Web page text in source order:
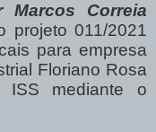
Correia
projeto 011/2021
para empresa
Floriano Rosa
ISS mediante o